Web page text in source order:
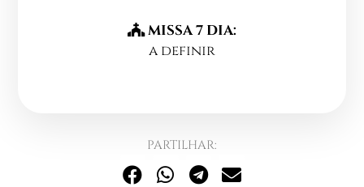
MISSA 7 DIA:
a definir
PARTILHAR: